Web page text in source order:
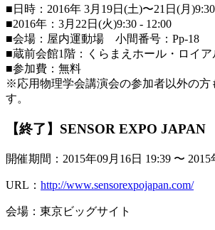
■日時：2016年 3月19日(土)〜21日(月
■2016年：3月22日(火)9:30 - 12:00
■会場：屋内運動場 小間番号：Pp-18
■蔵前会館1階：くらまえホール・ロイ
■参加費：無料
※応用物理学会講演会の参加者以外の方
す。
【終了】SENSOR EXPO JAPAN
開催期間：2015年09月16日 19:39 〜 2015
URL： http://www.sensorexpojapan.com/
会場：東京ビッグサイト